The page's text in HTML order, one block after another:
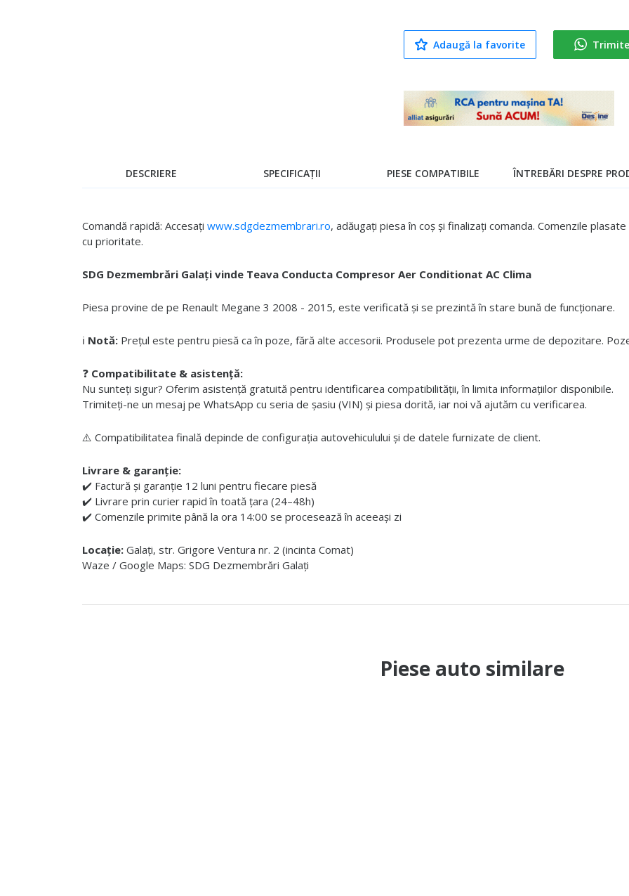
Adaugă la favorite
DESCRIERE
Comandă rapidă: Accesați www.sdgdezmembrari.ro, adăugați piesa în coș și finalizați comanda. Comenzile
cu prioritate.
SDG Dezmembrări Galați vinde Teava Conducta Compresor Aer Conditionat AC Clima
Piesa provine de pe Renault Megane 3 2008 - 2015, este verificată și se prezintă în stare bună de funcționare.
ℹ️ Notă: Prețul este pentru piesă ca în poze, fără alte accesorii. Produsele pot prezenta urme de depozitare.
❓ Compatibilitate & asistență:
Nu sunteți sigur? Oferim asistență gratuită pentru identificarea compatibilității, în limita informațiilor disponibile.
Trimiteți-ne un mesaj pe WhatsApp cu seria de șasiu (VIN) și piesa dorită, iar noi vă ajutăm cu verificarea.
⚠️ Compatibilitatea finală depinde de configurația autovehiculului și de datele furnizate de client.
Livrare & garanție:
✔️ Factură și garanție 12 luni pentru fiecare piesă
✔️ Livrare prin curier rapid în toată țara (24–48h)
✔️ Comenzile primite până la ora 14:00 se procesează în aceeași zi
Locație: Galați, str. Grigore Ventura nr. 2 (incinta Comat)
Waze / Google Maps: SDG Dezmembrări Galați
SPECIFICAȚII PIESE COMPATIBILE ÎNTREBĂRI DESPRE
Piese auto similare